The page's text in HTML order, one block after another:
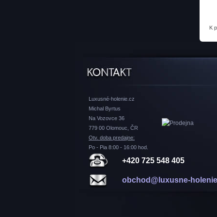
K
Luxusné-holenie.cz
Michal Byrtus
Na Vozovce 36
779 00 Olomouc, ČR
Otv. doba predajne:
Po - Pia 8:00 - 16:00 hod.
+420 725 548 405
obchod@luxusne-